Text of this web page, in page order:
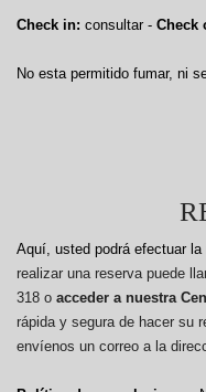
Check in: consultar - Check
No esta permitido fumar, ni
Aquí, usted podrá efectuar
realizar una reserva puede
318 o acceder a nuestra
rápida y segura de hacer su
envíenos un correo a la